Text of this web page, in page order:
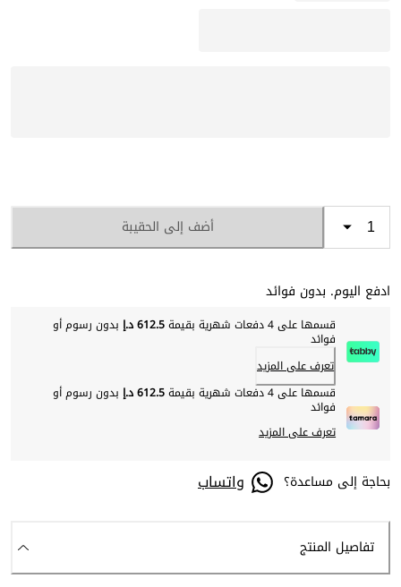
أضف إلى الحقيبة
ادفع اليوم. بدون فوائد
قسمها على 4 دفعات شهرية بقيمة 612.5 د.إ بدون رسوم أو
فوائد
تعرف على المزيد
قسمها على 4 دفعات شهرية بقيمة
612.5 د.إ بدون رسوم أو
فوائد
تعرف على المزيد
بحاجة إلى مساعدة؟ واتساب
تفاصيل المنتج